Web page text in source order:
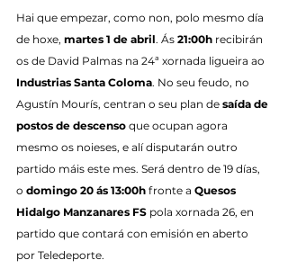
Hai que empezar, como non, polo mesmo día
de hoxe, martes 1 de abril. Ás 21:00h recibirán
os de David Palmas na 24ª xornada ligueira ao
Industrias Santa Coloma. No seu feudo, no
Agustín Mourís, centran o seu plan de saída de
postos de descenso que ocupan agora
mesmo os noieses, e alí disputarán outro
partido máis este mes. Será dentro de 19 días,
o domingo 20 ás 13:00h fronte a Quesos
Hidalgo Manzanares FS pola xornada 26, en
partido que contará con emisión en aberto
por Teledeporte.